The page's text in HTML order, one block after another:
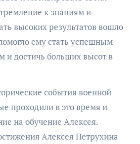
к знаниям и
высоких результатов вошло
ему стать успешным
и достичь больших высот в
события военной
проходили в это время и
на обучение Алексея.
Алексея Петрухина